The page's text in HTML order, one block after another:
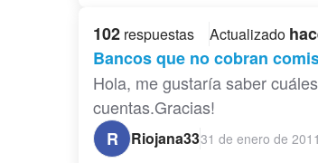
102 respuestas Actualizado
Bancos que no cobran
Hola, me gustaría saber
cuentas.Gracias!
R
Riojana3331 de enero de 2011